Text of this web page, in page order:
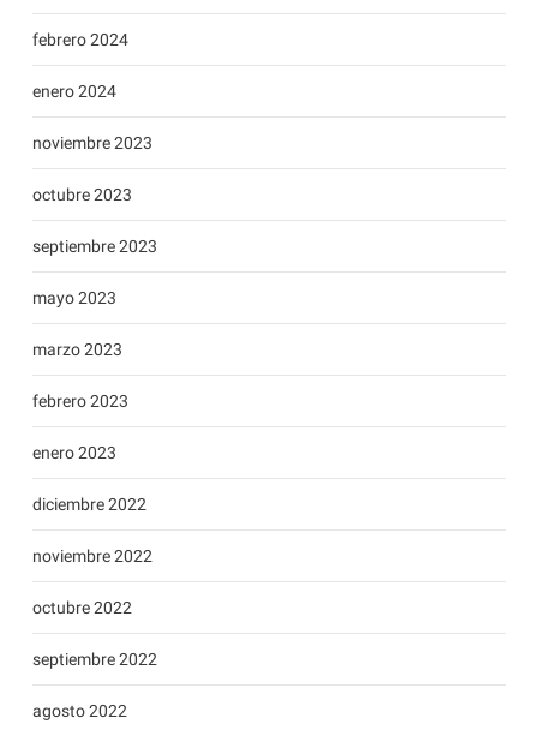
febrero 2024
enero 2024
noviembre 2023
octubre 2023
septiembre 2023
mayo 2023
marzo 2023
febrero 2023
enero 2023
diciembre 2022
noviembre 2022
octubre 2022
septiembre 2022
agosto 2022